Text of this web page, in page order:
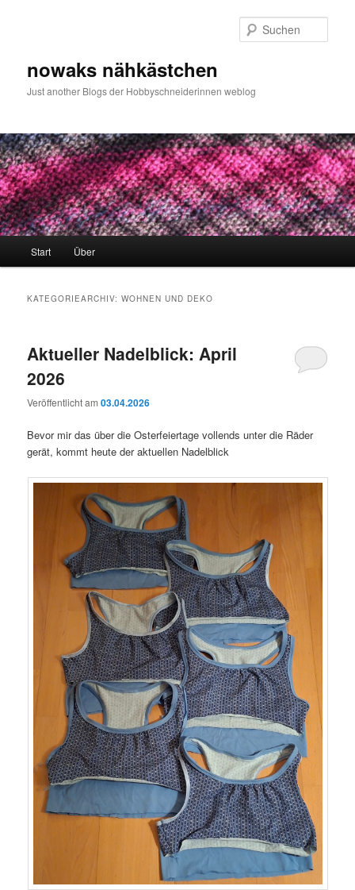
nowaks nähkästchen
Just another Blogs der Hobbyschneiderinnen weblog
Start Über
KATEGORIEARCHIV:WOHNEN UND DEKO
Aktueller Nadelblick: April
2026
Veröffentlicht am03.04.2026
Bevor mir das über die Osterfeiertage vollends unter die Räder
gerät, kommt heute der aktuellen Nadelblick